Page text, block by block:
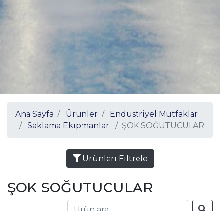
Ana Sayfa Ürünler
Endüstriyel Mutfaklar
Saklama Ekipmanları
ŞOK SOĞUTUCULAR
Ürünleri Filtrele
ŞOK SOĞUTUCULAR